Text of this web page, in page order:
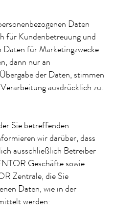
Daten
für Kundenbetreuung und
für Marketingzwecke
dann nur an
der Daten, stimmen
ausdrücklich zu.
Sie betreffenden
wir darüber, dass
ausschließlich Betreiber
Geschäfte sowie
Zentrale, die Sie
Daten, wie in der
werden: